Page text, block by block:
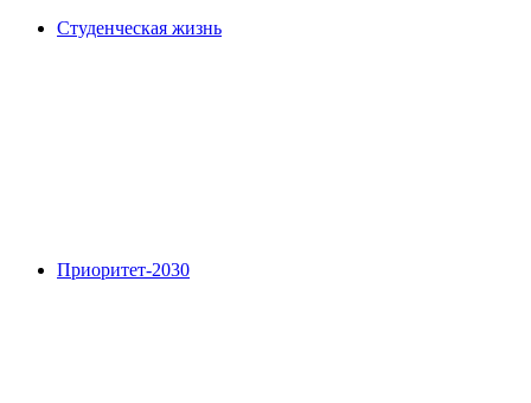
Студенческая жизнь
Приоритет-2030